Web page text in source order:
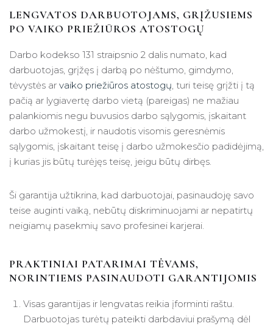
LENGVATOS DARBUOTOJAMS, GRĮŽUSIEMS
PO VAIKO PRIEŽIŪROS ATOSTOGŲ
Darbo kodekso 131 straipsnio 2 dalis numato, kad
darbuotojas, grįžęs į darbą po nėštumo, gimdymo,
tėvystės ar vaiko priežiūros atostogų , turi teisę grįžti į tą
pačią ar lygiavertę darbo vietą (pareigas) ne mažiau
palankiomis negu buvusios darbo sąlygomis, įskaitant
darbo užmokestį, ir naudotis visomis geresnėmis
sąlygomis, įskaitant teisę į darbo užmokesčio padidėjimą,
į kurias jis būtų turėjęs teisę, jeigu būtų dirbęs.
Ši garantija užtikrina, kad darbuotojai, pasinaudoję savo
teise auginti vaiką, nebūtų diskriminuojami ar nepatirtų
neigiamų pasekmių savo profesinei karjerai.
PRAKTINIAI PATARIMAI TĖVAMS,
NORINTIEMS PASINAUDOTI GARANTIJOMIS
Visas garantijas ir lengvatas reikia įforminti raštu.
Darbuotojas turėtų pateikti darbdaviui prašymą dėl